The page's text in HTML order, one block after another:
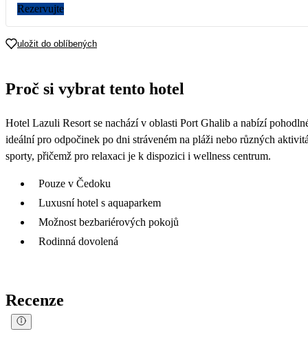
Rezervujte
uložit do oblíbených
Proč si vybrat tento hotel
Hotel Lazuli Resort se nachází v oblasti Port Ghalib a nabízí
ideální pro odpočinek po dni stráveném na pláži nebo různých
sporty, přičemž pro relaxaci je k dispozici i wellness centrum.
Pouze v Čedoku
Luxusní hotel s aquaparkem
Možnost bezbariérových pokojů
Rodinná dovolená
Recenze